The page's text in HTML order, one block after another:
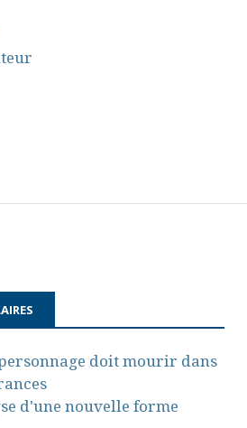
doit mourir dans
d'une nouvelle forme